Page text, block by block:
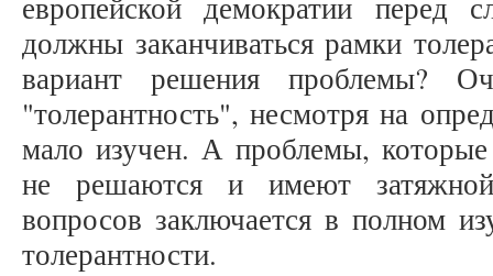
европейской демократии
должны заканчиваться рамки
вариант решения проблемы?
"толерантность", несмотря на
мало изучен. А проблемы,
не решаются и имеют
вопросов заключается в полном
толерантности.